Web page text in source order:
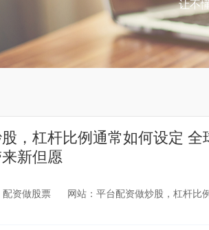
让不
，杠杆比例通常如何设定
新但愿
资做股票 网站：平台配资做炒股，杠杆比